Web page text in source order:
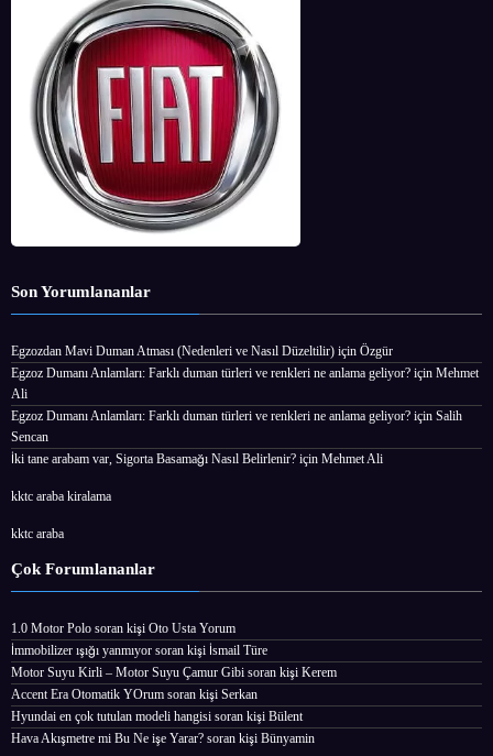
Son Yorumlananlar
Egzozdan Mavi Duman Atması (Nedenleri ve Nasıl Düzeltilir) için Özgür
Egzoz Dumanı Anlamları: Farklı duman türleri ve renkleri ne anlama geliyor? için Mehmet
Ali
Egzoz Dumanı Anlamları: Farklı duman türleri ve renkleri ne anlama geliyor? için Salih
Sencan
İki tane arabam var, Sigorta Basamağı Nasıl Belirlenir? için Mehmet Ali
kktc araba kiralama
kktc araba
Çok Forumlananlar
1.0 Motor Polo soran kişi Oto Usta Yorum
İmmobilizer ışığı yanmıyor soran kişi İsmail Türe
Motor Suyu Kirli – Motor Suyu Çamur Gibi soran kişi Kerem
Accent Era Otomatik YOrum soran kişi Serkan
Hyundai en çok tutulan modeli hangisi soran kişi Bülent
Hava Akışmetre mi Bu Ne işe Yarar? soran kişi Bünyamin